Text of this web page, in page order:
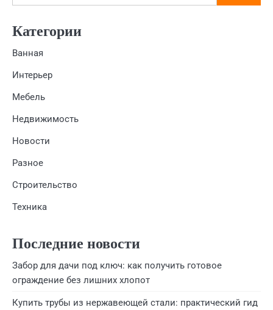
Категории
Ванная
Интерьер
Мебель
Недвижимость
Новости
Разное
Строительство
Техника
Последние новости
Забор для дачи под ключ: как получить готовое
ограждение без лишних хлопот
Купить трубы из нержавеющей стали: практический гид